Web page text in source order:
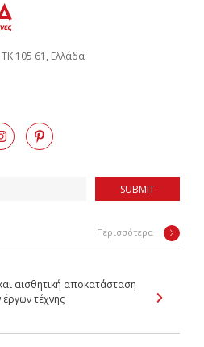
105 61, Ελλάδα
SUBMIT
Περισσότερα
αισθητική αποκατάσταση
τέχνης